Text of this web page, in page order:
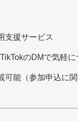
支援サービス
のDMで気軽
可能（参加申込に